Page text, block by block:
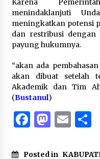
Karena
menindaklanjuti
meningkatkan potensi
dan restribusi dengan
payung hukumnya.
“akan ada
akan dibuat setelah
Akademik dan Tim
(Bustanul)
Facebook
Posted in